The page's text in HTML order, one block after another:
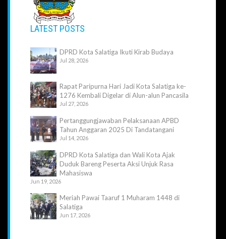
LATEST POSTS
DPRD Kota Salatiga Ikuti Kirab Budaya
Jul 28, 2026
Rapat Paripurna Hari Jadi Kota Salatiga ke-
1276 Kembali Digelar di Alun-alun Pancasila
Jul 27, 2026
Pertanggungjawaban Pelaksanaan APBD
Tahun Anggaran 2025 Di Tandatangani
Jul 14, 2026
DPRD Kota Salatiga dan Wali Kota Ajak
Duduk Bareng Peserta Aksi Unjuk Rasa
Mahasiswa
Jun 19, 2026
Meriah Pawai Taaruf 1 Muharam 1448 di
Salatiga
Jun 17, 2026